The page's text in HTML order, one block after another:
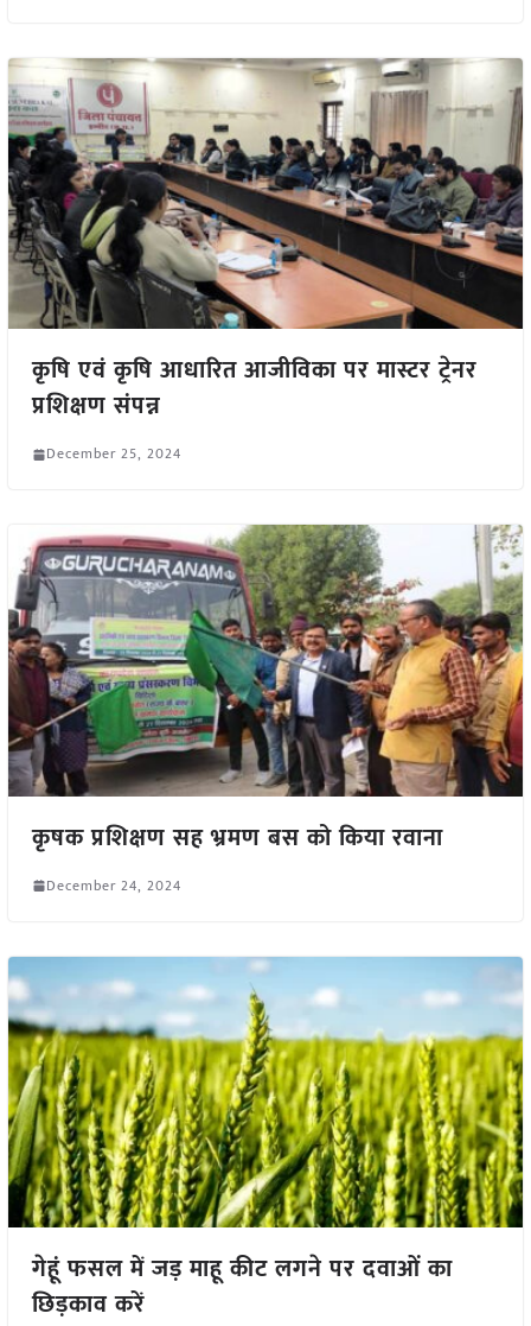
कृषि एवं कृषि आधारित आजीविका पर मास्टर ट्रेनर
प्रशिक्षण संपन्न
December 25, 2024
कृषक प्रशिक्षण सह भ्रमण बस को किया रवाना
December 24, 2024
गेहूं फसल में जड़ माहू कीट लगने पर दवाओं का
छिड़काव करें